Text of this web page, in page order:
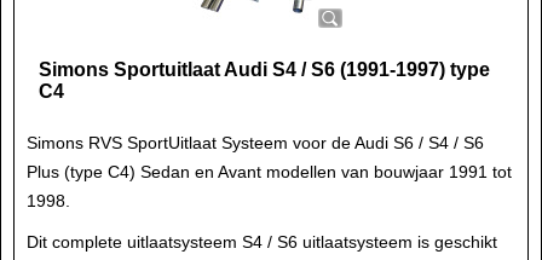
Simons Sportuitlaat Audi S4 / S6 (1991-1997) type
C4
Simons RVS SportUitlaat Systeem voor de Audi S6 / S4 / S6
Plus (type C4) Sedan en Avant modellen van bouwjaar 1991 tot
1998.
Dit complete uitlaatsysteem S4 / S6 uitlaatsysteem is geschikt